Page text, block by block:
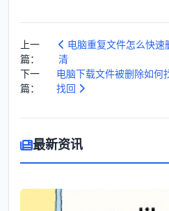
上一
篇：
电脑重复文件怎么快
清
下一
篇：
电脑下载文件被删除如何
找回
最新资讯